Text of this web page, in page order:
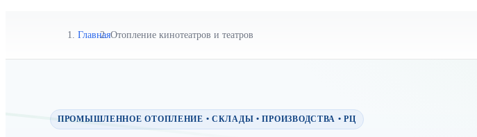
ГлавнаяОтопление кинотеатров и театров
ПРОМЫШЛЕННОЕ ОТОПЛЕНИЕ • СКЛАДЫ • ПРОИЗВОДСТВА • РЦ